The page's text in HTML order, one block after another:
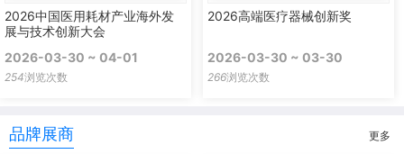
2026中国医用耗材产业海外发
展与技术创新大会
2026-03-30 ~ 04-01
254浏览次数
2026高端医疗器械创新奖
2026-03-30 ~ 03-30
266浏览次数
品牌展商 更多